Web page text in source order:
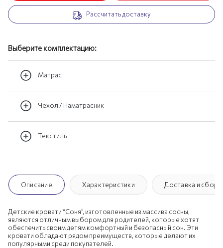
Рассчитать доставку
Выберите комплектацию:
Матрас
Чехол / Наматрасник
Текстиль
Описание Характеристики Доставка и
Детские кровати “Соня”, изготовленные из массива сосны,
являются отличным выбором для родителей, которые хотят
обеспечить своим детям комфортный и безопасный сон. Эти
кровати обладают рядом преимуществ, которые делают их
популярными среди покупателей.